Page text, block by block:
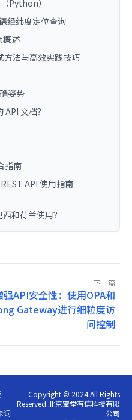
Python）
经纬度定位查询
概述
方法与高效实践技巧
姿势
文档？
指南
API 使用指南
和荷兰使用？
下一篇
强API安全性：使用OPA和
Gateway进行细粒度访
问控制
词
Copyright © 2024 All Rights
Reserved 北京蜜堂有信科技有限
公司